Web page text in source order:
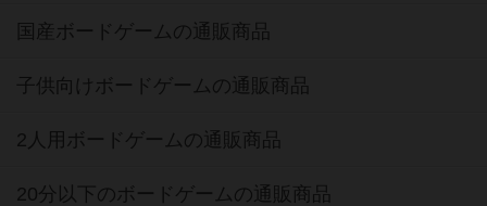
国産ボードゲームの通販商品
子供向けボードゲームの通販商品
2人用ボードゲームの通販商品
20分以下のボードゲームの通販商品